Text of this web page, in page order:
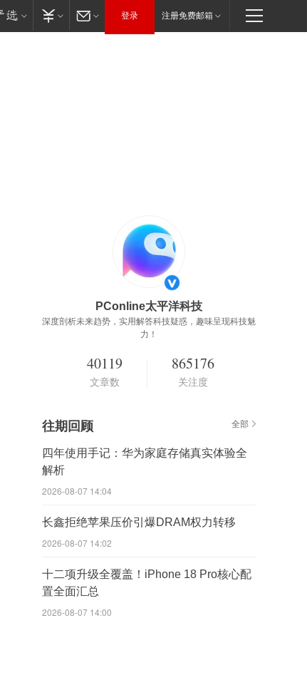
登录 注册免费邮箱
PConline太平洋科技
深度剖析未来趋势，实用解答科技疑惑，趣味呈现科技魅
力！
40119
文章数
865176
关注度
往期回顾 全部
四年使用手记：华为家庭存储真实体验全
解析
2026-08-07 14:04
长鑫拒绝苹果压价引爆DRAM权力转移
2026-08-07 14:02
十二项升级全覆盖！iPhone 18 Pro核心配
置全面汇总
2026-08-07 14:00